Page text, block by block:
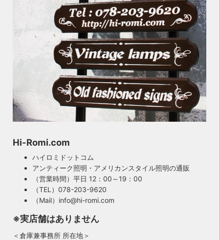
Hi-Romi.com
ハイロミドットコム
アンティーク照明・アメリカンスタイル照明の通販
（営業時間）平日 12：00～19：00
（TEL）078-203-9620
（Mail）info@hi-romi.com
※実店舗はありません
＜倉庫兼事務所 所在地＞